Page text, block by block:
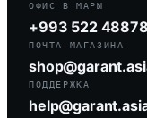
ОФИС В МАРЫ
+993 522 48878
ПОЧТА МАГАЗИНА
ПОДДЕРЖКА